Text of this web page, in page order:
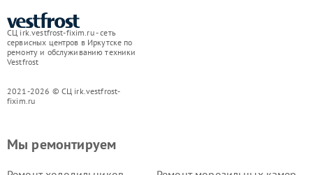
СЦ irk.vestfrost-fixim.ru - сеть
сервисных центров в Иркутске по
ремонту и обслуживанию техники
Vestfrost
2021-2026 © СЦ irk.vestfrost-
fixim.ru
Мы ремонтируем